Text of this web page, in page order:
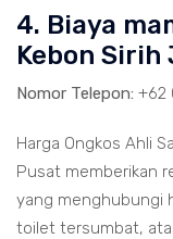
4. Biaya
Kebon
Nomor Telepon: +62
Harga Ongkos Ahli
Pusat memberikan
yang menghubungi
toilet tersumbat,